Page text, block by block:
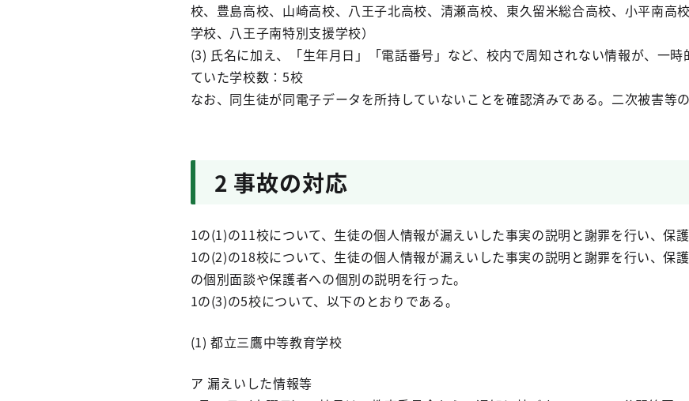
校、豊島高校、山崎高校、八王子北高校、清瀬高校、東久留米総合高校、小平南高
学校、八王子南特別支援学校）
(3) 氏名に加え、「生年月日」「電話番号」など、校内で周知されない情報が、一
ていた学校数：5校
なお、同生徒が同電子データを所持していないことを確認済みである。二次被害等
2 事故の対応
1の(1)の11校について、生徒の個人情報が漏えいした事実の説明と謝罪を行い、保
1の(2)の18校について、生徒の個人情報が漏えいした事実の説明と謝罪を行い、保
の個別面談や保護者への個別の説明を行った。
1の(3)の5校について、以下のとおりである。
(1) 都立三鷹中等教育学校
ア 漏えいした情報等